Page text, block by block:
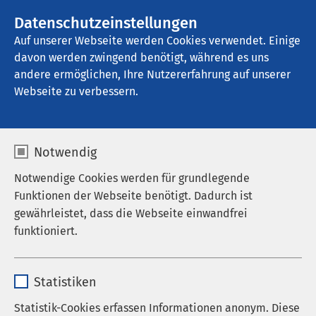
Datenschutzeinstellungen
Auf unserer Webseite werden Cookies verwendet. Einige
davon werden zwingend benötigt, während es uns
andere ermöglichen, Ihre Nutzererfahrung auf unserer
Webseite zu verbessern.
Notwendig
Notwendige Cookies werden für grundlegende
Funktionen der Webseite benötigt. Dadurch ist
gewährleistet, dass die Webseite einwandfrei
funktioniert.
Anbieter sgalinski
Statistiken
Statistik-Cookies erfassen Informationen anonym. Diese
AMEOS Klinikum Bremerhaven
Thoraxchirurgie
Spitzenmedizin vor Ort
Brustkorbs. Die Behandlung erfolgt in
interdisziplinärer Zusammenarbeit mit der Klinik